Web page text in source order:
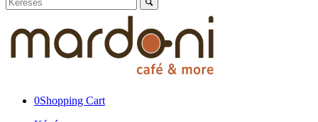
0Shopping Cart